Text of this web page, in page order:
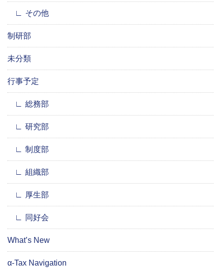
その他
制研部
未分類
行事予定
総務部
研究部
制度部
組織部
厚生部
同好会
What’s New
α-Tax Navigation